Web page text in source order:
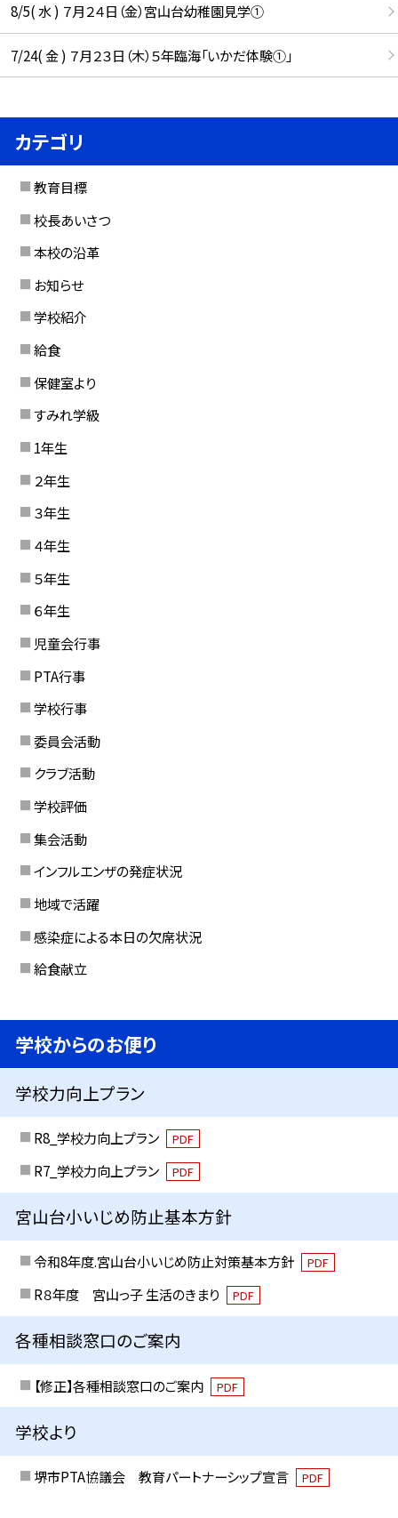
8/5( 水 ) ７月２４日（金）宮山台幼稚園見学①
7/24( 金 ) ７月２３日（木）５年臨海「いかだ体験①」
カテゴリ
教育目標
校長あいさつ
本校の沿革
お知らせ
学校紹介
給食
保健室より
すみれ学級
1年生
２年生
３年生
４年生
５年生
６年生
児童会行事
PTA行事
学校行事
委員会活動
クラブ活動
学校評価
集会活動
インフルエンザの発症状況
地域で活躍
感染症による本日の欠席状況
給食献立
学校からのお便り
学校力向上プラン
R8_学校力向上プラン PDF
R7_学校力向上プラン PDF
宮山台小いじめ防止基本方針
令和8年度.宮山台小いじめ防止対策基本方針 PDF
R８年度 宮山っ子 生活のきまり PDF
各種相談窓口のご案内
【修正】各種相談窓口のご案内 PDF
学校より
堺市PTA協議会 教育パートナーシップ宣言 PDF